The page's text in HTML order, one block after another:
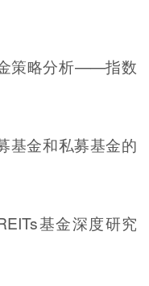
策略分析——指数
基金和私募基金的
基金深度研究